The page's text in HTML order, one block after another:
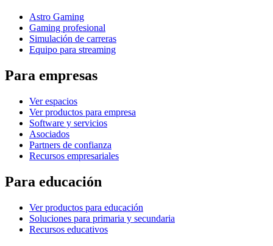
Astro Gaming
Gaming profesional
Simulación de carreras
Equipo para streaming
Para empresas
Ver espacios
Ver productos para empresa
Software y servicios
Asociados
Partners de confianza
Recursos empresariales
Para educación
Ver productos para educación
Soluciones para primaria y secundaria
Recursos educativos